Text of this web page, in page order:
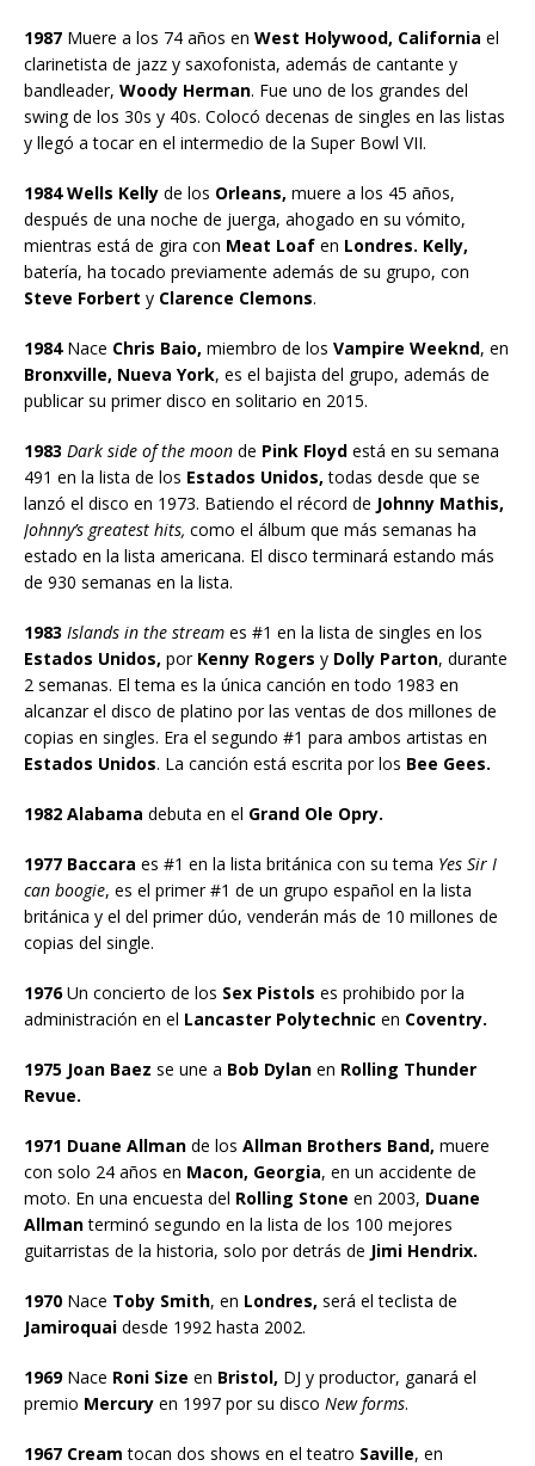
1987 Muere a los 74 años en West Holywood, California el
clarinetista de jazz y saxofonista, además de cantante y
bandleader, Woody Herman. Fue uno de los grandes del
swing de los 30s y 40s. Colocó decenas de singles en las listas
y llegó a tocar en el intermedio de la Super Bowl VII.
1984 Wells Kelly de los Orleans, muere a los 45 años,
después de una noche de juerga, ahogado en su vómito,
mientras está de gira con Meat Loaf en Londres. Kelly,
batería, ha tocado previamente además de su grupo, con
Steve Forbert y Clarence Clemons.
1984Nace Chris Baio, miembro de los Vampire Weeknd, en
Bronxville, Nueva York, es el bajista del grupo, además de
publicar su primer disco en solitario en 2015.
1983 Dark side of the moon de Pink Floyd está en su semana
491 en la lista de los Estados Unidos, todas desde que se
lanzó el disco en 1973. Batiendo el récord de Johnny Mathis,
Johnny’s greatest hits, como el álbum que más semanas ha
estado en la lista americana. El disco terminará estando más
de 930 semanas en la lista.
1983 Islands in the stream es #1 en la lista de singles en los
Estados Unidos, por Kenny Rogers y Dolly Parton, durante
2 semanas. El tema es la única canción en todo 1983 en
alcanzar el disco de platino por las ventas de dos millones de
copias en singles. Era el segundo #1 para ambos artistas en
Estados Unidos. La canción está escrita por los Bee Gees.
1982 Alabama debuta en el Grand Ole Opry.
1977 Baccara es #1 en la lista británica con su tema Yes Sir I
can boogie, es el primer #1 de un grupo español en la lista
británica y el del primer dúo, venderán más de 10 millones de
copias del single.
1976Un concierto de los Sex Pistols es prohibido por la
administración en el Lancaster Polytechnic en Coventry.
1975 Joan Baez se une a Bob Dylan en Rolling Thunder
Revue.
1971 Duane Allman de los Allman Brothers Band, muere
con solo 24 años en Macon, Georgia, en un accidente de
moto. En una encuesta del Rolling Stone en 2003, Duane
Allmanterminó segundo en la lista de los 100 mejores
guitarristas de la historia, solo por detrás de Jimi Hendrix.
1970 Nace Toby Smith, en Londres, será el teclista de
Jamiroquai desde 1992 hasta 2002.
1969Nace Roni Size en Bristol, DJ y productor, ganará el
premio Mercury en 1997 por su disco New forms.
1967 Cream tocan dos shows en el teatro Saville, en